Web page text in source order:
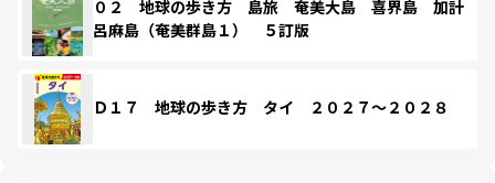
０２ 地球の歩き方 島旅 奄美大島 喜界島 加計
呂麻島（奄美群島１） ５訂版
Ｄ１７ 地球の歩き方 タイ ２０２７～２０２８